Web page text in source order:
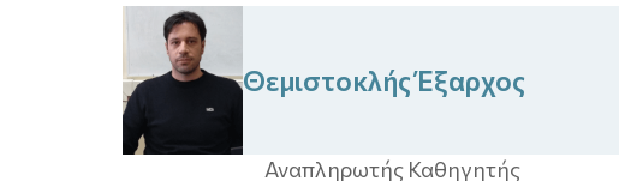
ΘεμιστοκλήςΈξαρχος
Αναπληρωτής Καθηγητής